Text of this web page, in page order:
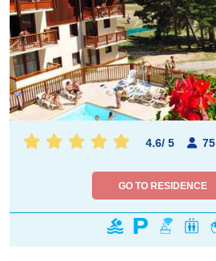
4.6/ 5 75
GO TO RESIDENCE